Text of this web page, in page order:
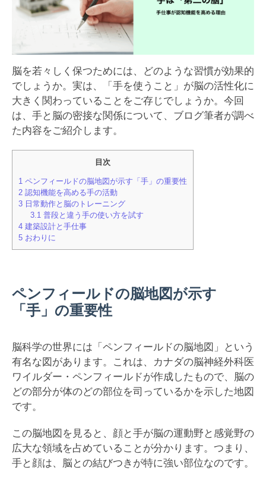
脳を若々しく保つためには、どのような習慣が効果的
でしょうか。実は、「手を使うこと」が脳の活性化に
大きく関わっていることをご存じでしょうか。今回
は、手と脳の密接な関係について、ブログ筆者が調べ
た内容をご紹介します。
目次
1 ペンフィールドの脳地図が示す「手」の重要性
2 認知機能を高める手の活動
3 日常動作と脳のトレーニング
3.1普段と違う手の使い方を試す
4 建築設計と手仕事
5 おわりに
ペンフィールドの脳地図が示す
「手」の重要性
脳科学の世界には「ペンフィールドの脳地図」という
有名な図があります。これは、カナダの脳神経外科医
ワイルダー・ペンフィールドが作成したもので、脳の
どの部分が体のどの部位を司っているかを示した地図
です。
この脳地図を見ると、顔と手が脳の運動野と感覚野の
広大な領域を占めていることが分かります。つまり、
手と顔は、脳との結びつきが特に強い部位なのです。